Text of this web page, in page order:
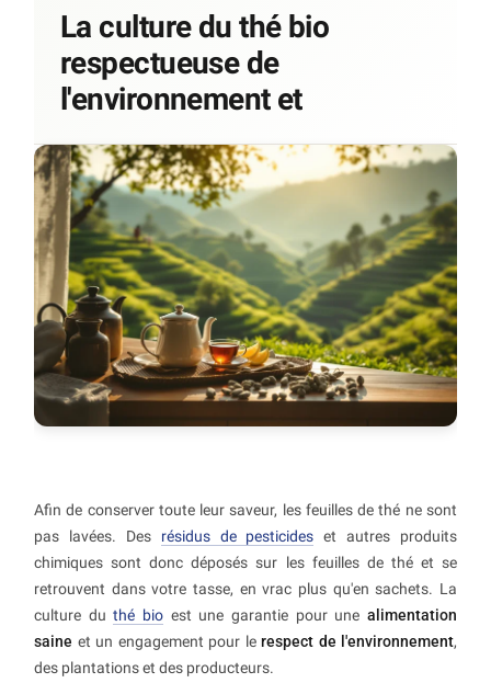
La culture du thé bio
respectueuse de
l'environnement et
Afin de conserver toute leur saveur, les feuilles de thé ne sont
pas lavées. Des résidus de pesticides et autres produits
chimiques sont donc déposés sur les feuilles de thé et se
retrouvent dans votre tasse, en vrac plus qu'en sachets. La
culture duthé bio est une garantie pour unealimentation
saine et un engagement pour le respect de l'environnement,
des plantations et des producteurs.